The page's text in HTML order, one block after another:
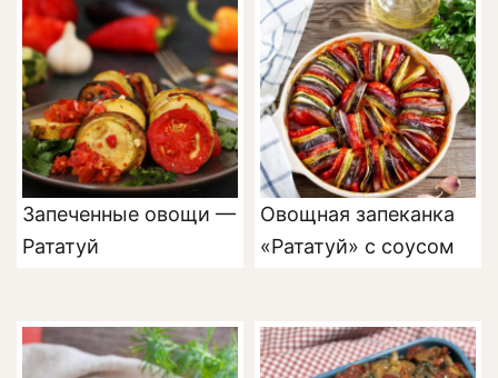
Запеченные овощи —
Рататуй
Овощная запеканка
«Рататуй» с соусом